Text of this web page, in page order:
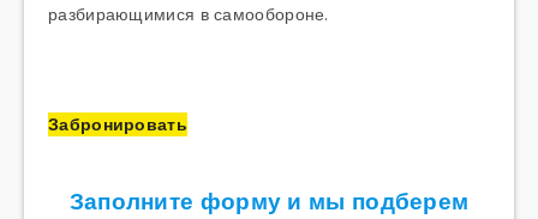
разбирающимися в самообороне.
Забронировать
Заполните форму и мы подберем